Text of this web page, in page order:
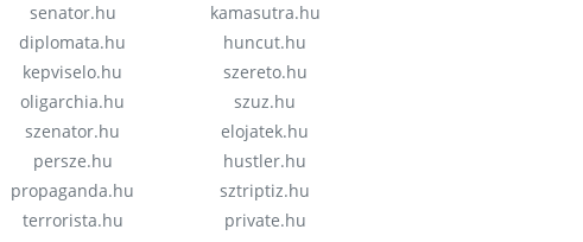
senator.hu
diplomata.hu
kepviselo.hu
oligarchia.hu
szenator.hu
persze.hu
propaganda.hu
terrorista.hu
kamasutra.hu
huncut.hu
szereto.hu
szuz.hu
elojatek.hu
hustler.hu
sztriptiz.hu
private.hu